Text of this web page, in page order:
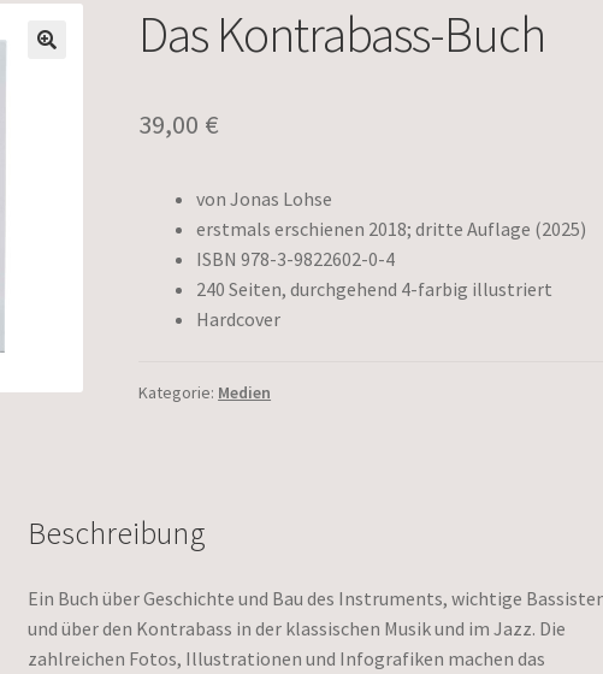
Das Kontrabass-Buch
39,00 €
von Jonas Lohse
erstmals erschienen 2018; dritte Auflage (2025)
ISBN 978-3-9822602-0-4
240 Seiten, durchgehend 4-farbig illustriert
Hardcover
Kategorie: Medien
Beschreibung
Ein Buch über Geschichte und Bau des Instruments, wichtige
und über den Kontrabass in der klassischen Musik und im Jazz. Die
zahlreichen Fotos, Illustrationen und Infografiken machen das